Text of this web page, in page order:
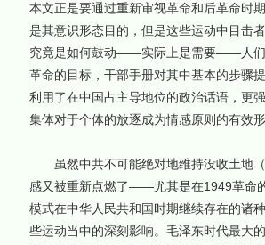
本文正是要通过重新审视革命和后革命时
是其意识形态目的，但是这些运动中目击
究竟是如何鼓动——实际上是需要——人们
革命的目标，干部手册对其中基本的步骤
利用了在中国占主导地位的政治话语，更
集体对于个体的放逐成为情感原则的有效形
虽然中共不可能绝对地维持没收土地（
感又被重新点燃了——尤其是在1949革命
模式在中华人民共和国时期继续存在的诸
些运动当中的深刻影响。毛泽东时代最大